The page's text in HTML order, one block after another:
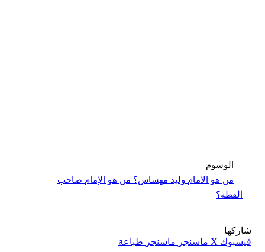
الوسوم
من هو الامام وليد مهساس؟ من هو الإمام صاحب
القطة؟
شاركها
فيسبوك ‫X ماسنجر ماسنجر طباعة